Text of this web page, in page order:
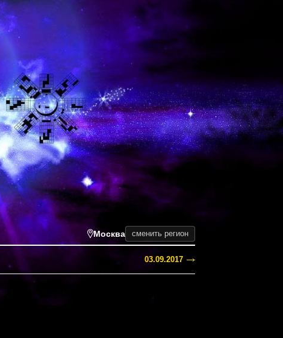
Москва сменить регион
03.09.2017